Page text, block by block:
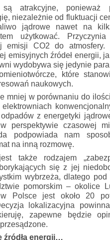
atrakcyjne, ponieważ
niezależnie od fluktuacji
jądrowe nawet na
użytkować.
emisji CO2 do
emisyjnych źródeł energii,
wydobywa się jedynie
które
naukowych.
mniej w porównaniu do
odpadów z energetyki
perspektywie czasowej
podpowiada nam
na inną rozmowę.
także rodzajem
się z jej
wybrzeża, dlatego
pomorskim – okolice
Polsce jest około 20
lokalizacyjna
zapewne będzie
źródła energii…